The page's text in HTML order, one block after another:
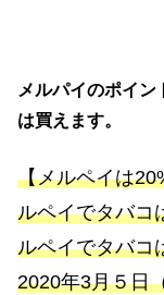
メルパイのポイン
は買えます。
【メルペイは
ルペイでタバコ
ルペイでタバコ
2020年3月５日